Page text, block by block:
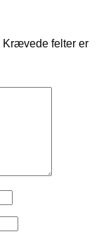
Krævede felter er